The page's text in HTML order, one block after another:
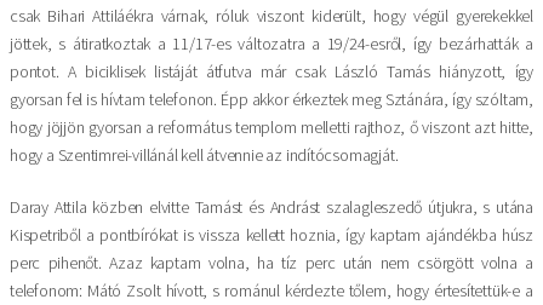
csak Bihari Attiláékra várnak, róluk viszont kiderült, hogy végül gyerekekkel
jöttek, s átiratkoztak a 11/17-es változatra a 19/24-esről, így bezárhatták a
pontot. A biciklisek listáját átfutva már csak László Tamás hiányzott, így
gyorsan fel is hívtam telefonon. Épp akkor érkeztek meg Sztánára, így szóltam,
hogy jöjjön gyorsan a református templom melletti rajthoz, ő viszont azt hitte,
hogy a Szentimrei-villánál kell átvennie az indítócsomagját.
Daray Attila közben elvitte Tamást és Andrást szalagleszedő útjukra, s utána
Kispetriből a pontbírókat is vissza kellett hoznia, így kaptam ajándékba húsz
perc pihenőt. Azaz kaptam volna, ha tíz perc után nem csörgött volna a
telefonom: Mátó Zsolt hívott, s románul kérdezte tőlem, hogy értesítettük-e a